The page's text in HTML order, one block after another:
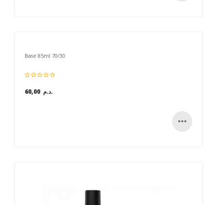
Base 85ml 70/30
60,00 د.م.